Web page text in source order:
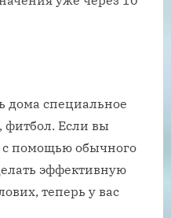
дома специальное
фитбол. Если вы
с помощью обычного
эффективную
теперь у вас